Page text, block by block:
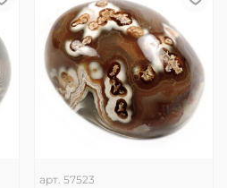
арт. 57523